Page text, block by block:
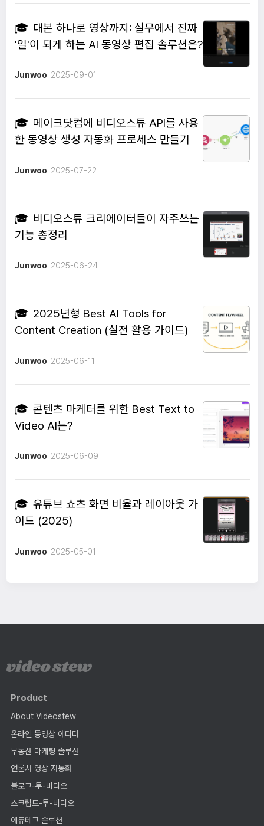
🎓 대본 하나로 영상까지: 실무에서 진짜
'일'이 되게 하는 AI 동영상 편집 솔루션은?
Junwoo 2025-09-01
🎓 메이크닷컴에 비디오스튜 API를 사용
한 동영상 생성 자동화 프로세스 만들기
Junwoo 2025-07-22
🎓 비디오스튜 크리에이터들이 자주쓰는
기능 총정리
Junwoo 2025-06-24
🎓 2025년형 Best AI Tools for
Content Creation (실전 활용 가이드)
Junwoo 2025-06-11
🎓 콘텐츠 마케터를 위한 Best Text to
Video AI는?
Junwoo 2025-06-09
🎓 유튜브 쇼츠 화면 비율과 레이아웃 가
이드 (2025)
Junwoo 2025-05-01
Product
About Videostew
온라인 동영상 에디터
부동산 마케팅 솔루션
언론사 영상 자동화
블로그-투-비디오
스크립트-투-비디오
에듀테크 솔루션